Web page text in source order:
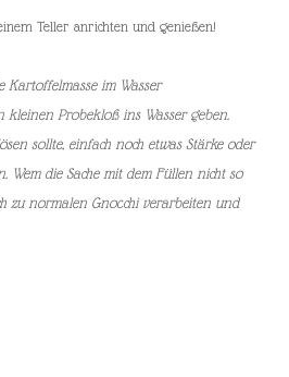
Teller anrichten und genießen!
Kartoffelmasse im Wasser
Probekloß ins Wasser geben.
sollte, einfach noch etwas Stärke oder
Wem die Sache mit dem Füllen nicht so
zu normalen Gnocchi verarbeiten und